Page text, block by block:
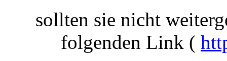
sollten sie nicht
folgenden Link (